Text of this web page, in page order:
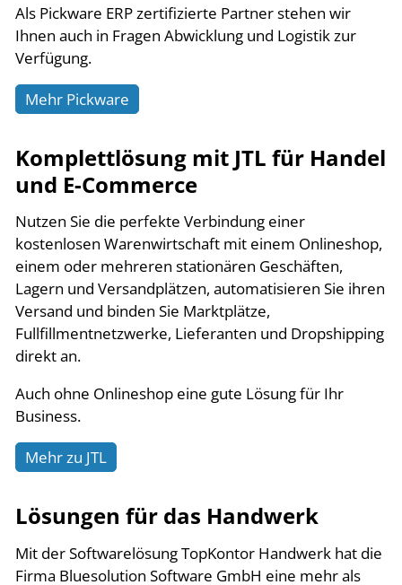
Als Pickware ERP zertifizierte Partner stehen wir
Ihnen auch in Fragen Abwicklung und Logistik zur
Verfügung.
Mehr Pickware
Komplettlösung mit JTL für Handel
und E-Commerce
Nutzen Sie die perfekte Verbindung einer
kostenlosen Warenwirtschaft mit einem Onlineshop,
einem oder mehreren stationären Geschäften,
Lagern und Versandplätzen, automatisieren Sie ihren
Versand und binden Sie Marktplätze,
Fullfillmentnetzwerke, Lieferanten und Dropshipping
direkt an.
Auch ohne Onlineshop eine gute Lösung für Ihr
Business.
Mehr zu JTL
Lösungen für das Handwerk
Mit der Softwarelösung TopKontor Handwerk hat die
Firma Bluesolution Software GmbH eine mehr als